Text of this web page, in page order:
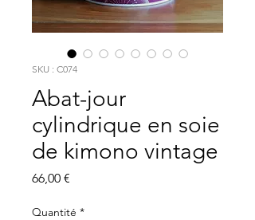
SKU : C074
Abat-jour
cylindrique en soie
de kimono vintage
66,00 €
Quantité *